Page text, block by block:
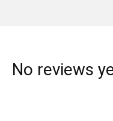
No reviews